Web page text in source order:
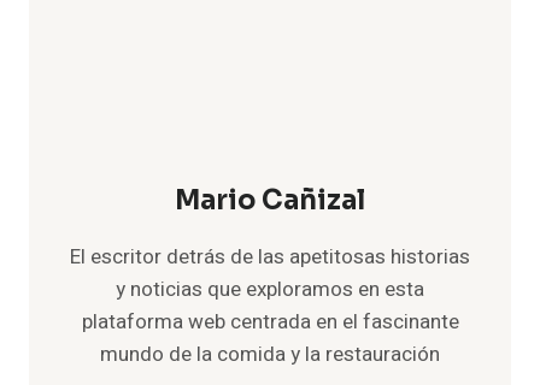
Mario Cañizal
El escritor detrás de las apetitosas historias
y noticias que exploramos en esta
plataforma web centrada en el fascinante
mundo de la comida y la restauración